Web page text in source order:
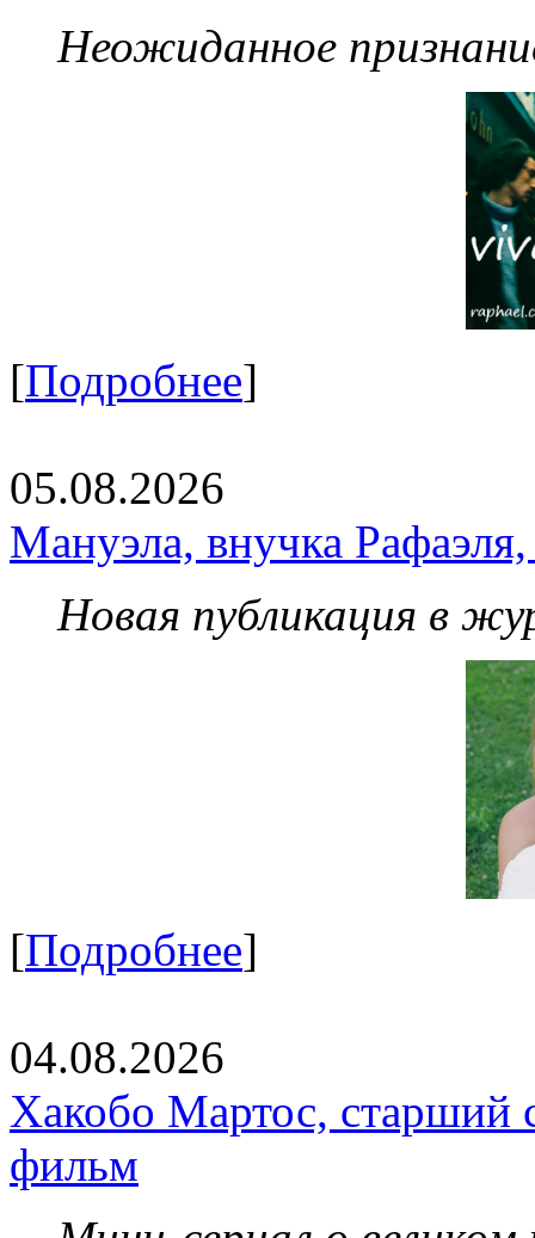
Неожиданное
[Подробнее]
05.08.2026
Мануэла, внучка
Новая публикация в
[Подробнее]
04.08.2026
Хакобо Мартос, старший
фильм